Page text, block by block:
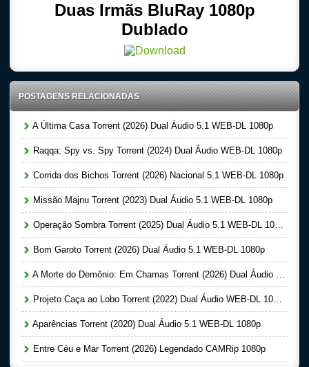
Duas Irmãs BluRay 1080p
Dublado
POSTAGENS RELACIONADAS
A Última Casa Torrent (2026) Dual Áudio 5.1 WEB-DL 1080p
Raqqa: Spy vs. Spy Torrent (2024) Dual Áudio WEB-DL 1080p
Corrida dos Bichos Torrent (2026) Nacional 5.1 WEB-DL 1080p
Missão Majnu Torrent (2023) Dual Áudio 5.1 WEB-DL 1080p
Operação Sombra Torrent (2025) Dual Áudio 5.1 WEB-DL 1080p
Bom Garoto Torrent (2026) Dual Áudio 5.1 WEB-DL 1080p
A Morte do Demônio: Em Chamas Torrent (2026) Dual Áudio WEB-DL 720p | 1080p
Projeto Caça ao Lobo Torrent (2022) Dual Áudio WEB-DL 1080p
Aparências Torrent (2020) Dual Áudio 5.1 WEB-DL 1080p
Entre Céu e Mar Torrent (2026) Legendado CAMRip 1080p